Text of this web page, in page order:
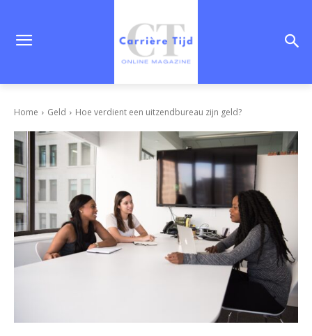
Home Geld Hoe verdient een uitzendbureau zijn geld?